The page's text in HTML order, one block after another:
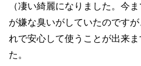
（凄い綺麗になりました。今
が嫌な臭いがしていたのです
れで安心して使うことが出来
た。